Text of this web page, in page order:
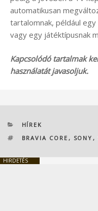
automatikusan
tartalomnak, például
vagy egy játéktípusnak
Kapcsolódó tartalmak
használatát javasoljuk.
KATEGÓRIÁK
HÍREK
CÍMKÉK
BRAVIA CORE , SONY ,
HIRDETÉS